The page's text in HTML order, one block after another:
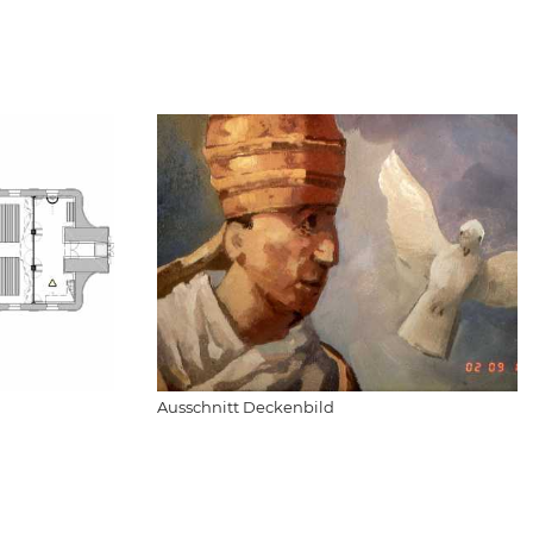
Ausschnitt Deckenbild